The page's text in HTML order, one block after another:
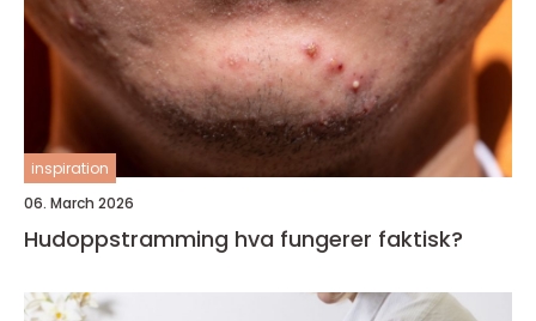
inspiration
06. March 2026
Hudoppstramming hva fungerer faktisk?